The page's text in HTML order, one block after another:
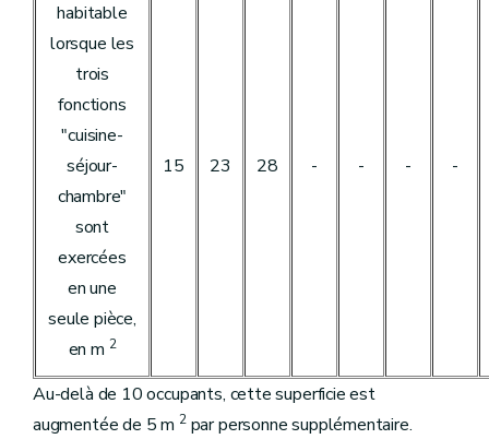
habitable
lorsque les
trois
fonctions
"cuisine-
séjour-
chambre"
sont
exercées
en une
seule pièce,
en m 2
15 23 28 - - - -
Au-delà de 10 occupants, cette superficie est
augmentée de 5 m 2par personne supplémentaire.